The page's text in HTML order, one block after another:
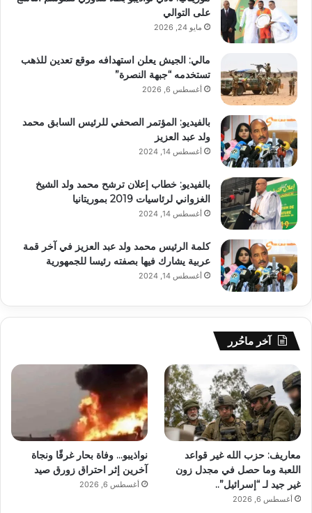
على التوالي
مايو 24, 2026
مالي: الجيش يعلن استهدافه موقع تعدين للذهب
تستخدمه “جبهة النصرة”
أغسطس 6, 2026
بالفيديو: المؤتمر الصحفي للرئيس السابق محمد
ولد عبد العزيز
أغسطس 14, 2024
بالفيديو: خطاب إعلان ترشح محمد ولد الشيخ
الغزواني لرئاسيات 2019 بموريتانيا
أغسطس 14, 2024
كلمة الرئيس محمد ولد عبد العزيز في آخر قمة
عربية يشارك فيها بصفته رئيسا للجمهورية
أغسطس 14, 2024
آخر ماحُرر
معاريف: حزب الله غير قواعد
اللعبة وما حصل في مجدل زون
غير جيد لـ “إسرائيل”..
أغسطس 6, 2026
نواذيبو… وفاة بحار غرقًا ونجاة
آخرين إثر احتراق زورق صيد
أغسطس 6, 2026